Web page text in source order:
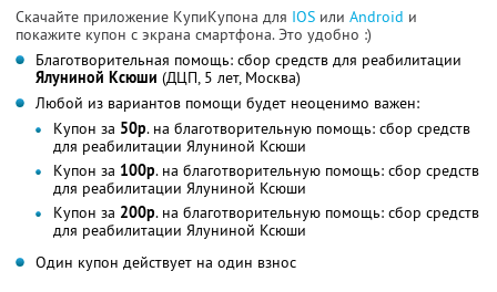
Скачайте приложение КупиКупона для IOS или Android и
покажите купон с экрана смартфона. Это удобно :)
Благотворительная помощь: сбор средств для реабилитации
Ялуниной Ксюши (ДЦП, 5 лет, Москва)
Любой из вариантов помощи будет неоценимо важен:
Купон за 50р. на благотворительную помощь: сбор средств
для реабилитации Ялуниной Ксюши
Купон за 100р. на благотворительную помощь: сбор средств
для реабилитации Ялуниной Ксюши
Купон за 200р. на благотворительную помощь: сбор средств
для реабилитации Ялуниной Ксюши
Один купон действует на один взнос